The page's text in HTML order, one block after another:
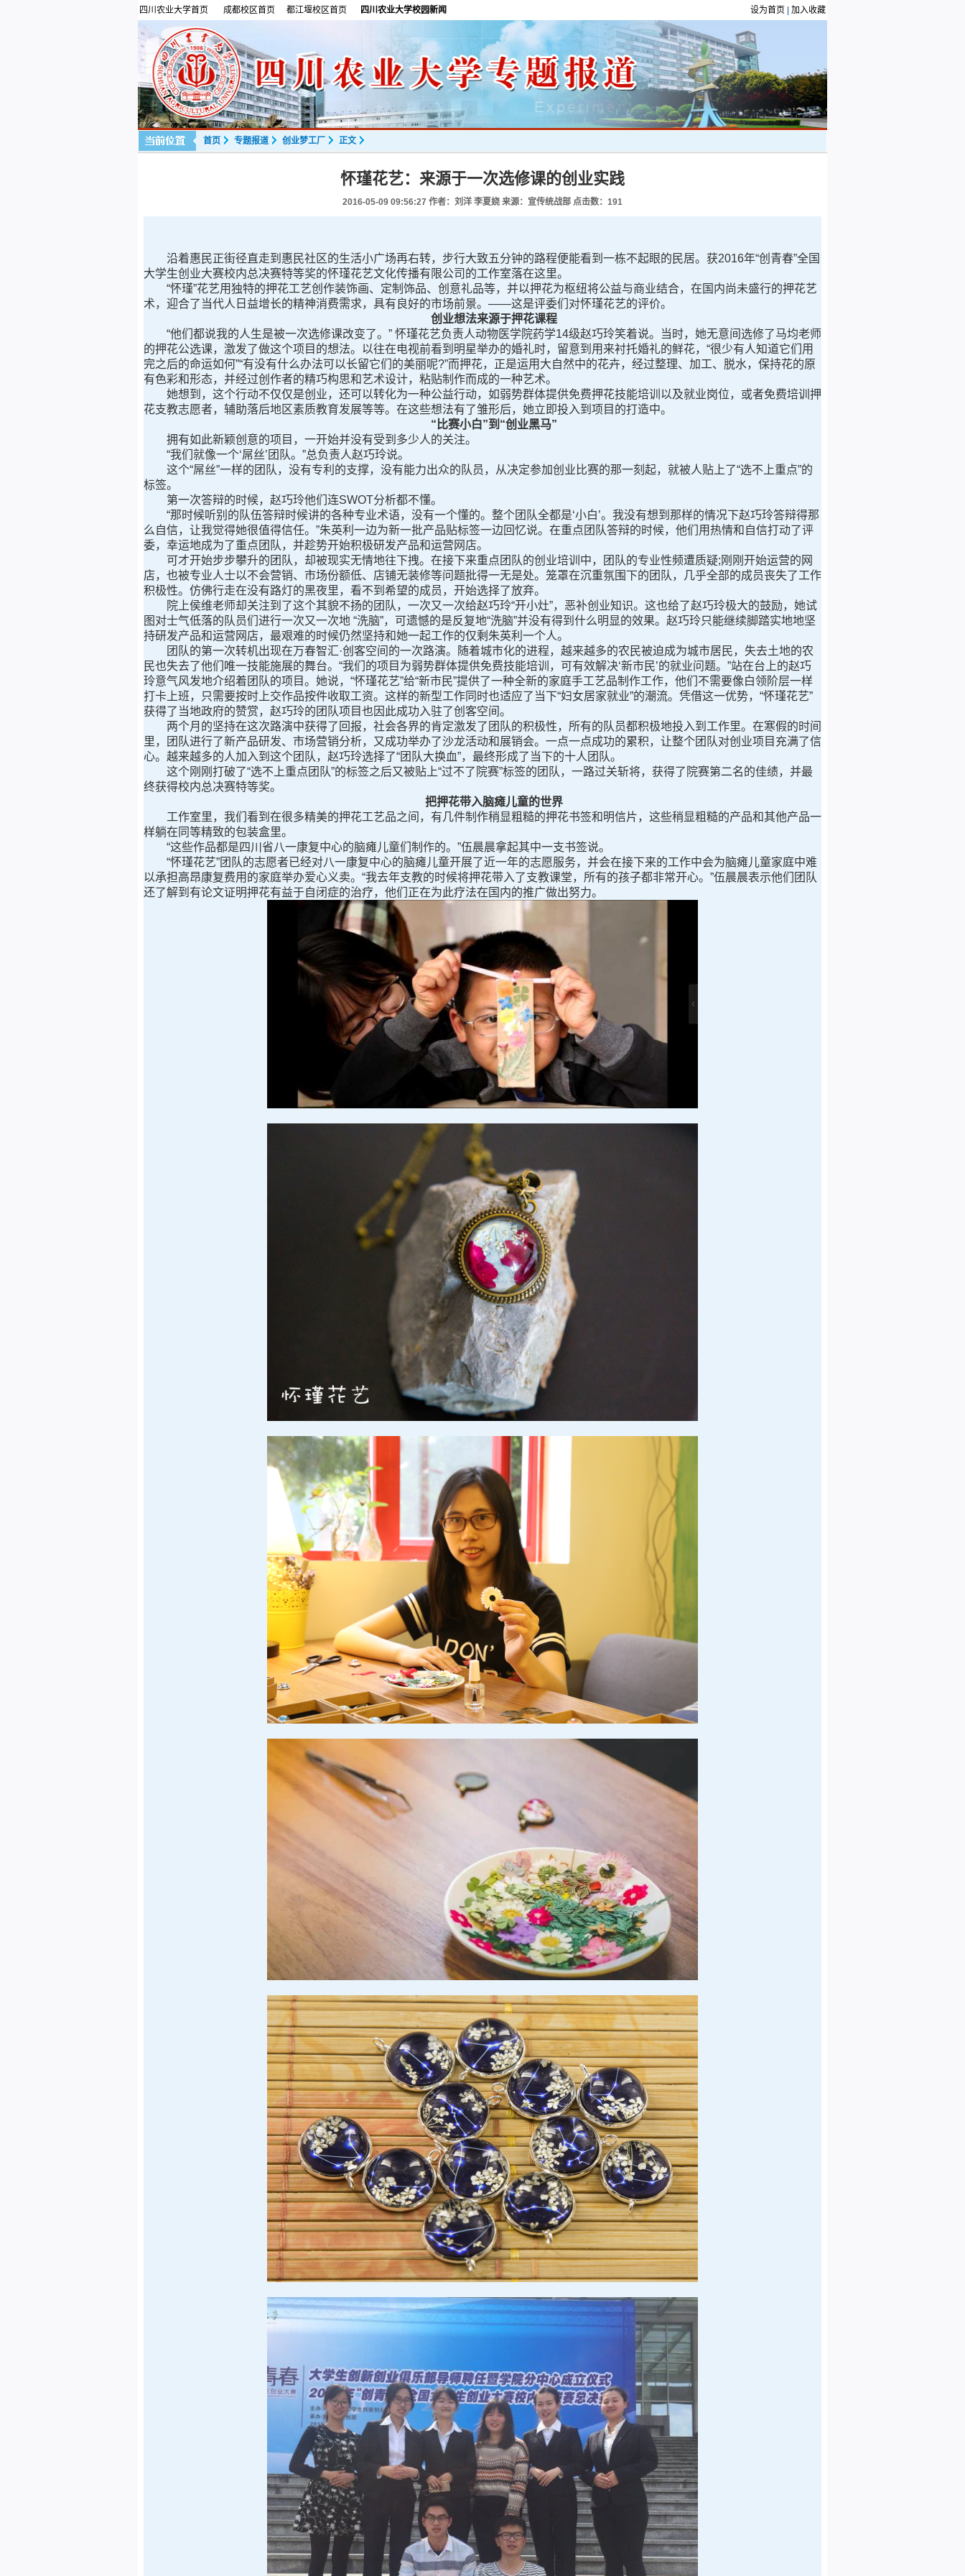
四川农业大学首页 成都校区首页 都江堰校区首页 四川农业大学校园新闻 设为首页 加入收藏
首页 专题报道 创业梦工厂 正文
怀瑾花艺：来源于一次选修课的创业实践
2016-05-09 09:56:27 作者：刘洋 李夏娆 来源：宣传统战部 点击数： 191
沿着惠民正街径直走到惠民社区的生活小广场再右转，步行大致五分钟的路程便能看到一栋不起眼的民居。获2016年“创青春”全国
大学生创业大赛校内总决赛特等奖的怀瑾花艺文化传播有限公司的工作室落在这里。
“怀瑾”花艺用独特的押花工艺创作装饰画、定制饰品、创意礼品等，并以押花为枢纽将公益与商业结合，在国内尚未盛行的押花艺
术，迎合了当代人日益增长的精神消费需求，具有良好的市场前景。——这是评委们对怀瑾花艺的评价。
创业想法来源于押花课程
“他们都说我的人生是被一次选修课改变了。” 怀瑾花艺负责人动物医学院药学14级赵巧玲笑着说。当时，她无意间选修了马均老师
的押花公选课，激发了做这个项目的想法。以往在电视前看到明星举办的婚礼时，留意到用来衬托婚礼的鲜花，“很少有人知道它们用
完之后的命运如何”“有没有什么办法可以长留它们的美丽呢?”而押花，正是运用大自然中的花卉，经过整理、加工、脱水，保持花的原
有色彩和形态，并经过创作者的精巧构思和艺术设计，粘贴制作而成的一种艺术。
她想到，这个行动不仅仅是创业，还可以转化为一种公益行动，如弱势群体提供免费押花技能培训以及就业岗位，或者免费培训押
花支教志愿者，辅助落后地区素质教育发展等等。在这些想法有了雏形后，她立即投入到项目的打造中。
“比赛小白”到“创业黑马”
拥有如此新颖创意的项目，一开始并没有受到多少人的关注。
“我们就像一个‘屌丝’团队。”总负责人赵巧玲说。
这个“屌丝”一样的团队，没有专利的支撑，没有能力出众的队员，从决定参加创业比赛的那一刻起，就被人贴上了“选不上重点”的
标签。
第一次答辩的时候，赵巧玲他们连SWOT分析都不懂。
“那时候听别的队伍答辩时候讲的各种专业术语，没有一个懂的。整个团队全都是‘小白’。我没有想到那样的情况下赵巧玲答辩得那
么自信，让我觉得她很值得信任。”朱英利一边为新一批产品贴标签一边回忆说。在重点团队答辩的时候，他们用热情和自信打动了评
委，幸运地成为了重点团队，并趁势开始积极研发产品和运营网店。
可才开始步步攀升的团队，却被现实无情地往下拽。在接下来重点团队的创业培训中，团队的专业性频遭质疑;刚刚开始运营的网
店，也被专业人士以不会营销、市场份额低、店铺无装修等问题批得一无是处。笼罩在沉重氛围下的团队，几乎全部的成员丧失了工作
积极性。仿佛行走在没有路灯的黑夜里，看不到希望的成员，开始选择了放弃。
院上侯维老师却关注到了这个其貌不扬的团队，一次又一次给赵巧玲“开小灶”，恶补创业知识。这也给了赵巧玲极大的鼓励，她试
图对士气低落的队员们进行一次又一次地 “洗脑”，可遗憾的是反复地“洗脑”并没有得到什么明显的效果。赵巧玲只能继续脚踏实地地坚
持研发产品和运营网店，最艰难的时候仍然坚持和她一起工作的仅剩朱英利一个人。
团队的第一次转机出现在万春智汇·创客空间的一次路演。随着城市化的进程，越来越多的农民被迫成为城市居民，失去土地的农
民也失去了他们唯一技能施展的舞台。“我们的项目为弱势群体提供免费技能培训，可有效解决‘新市民’的就业问题。”站在台上的赵巧
玲意气风发地介绍着团队的项目。她说，“怀瑾花艺”给“新市民”提供了一种全新的家庭手工艺品制作工作，他们不需要像白领阶层一样
打卡上班，只需要按时上交作品按件收取工资。这样的新型工作同时也适应了当下“妇女居家就业”的潮流。凭借这一优势，“怀瑾花艺”
获得了当地政府的赞赏，赵巧玲的团队项目也因此成功入驻了创客空间。
两个月的坚持在这次路演中获得了回报，社会各界的肯定激发了团队的积极性，所有的队员都积极地投入到工作里。在寒假的时间
里，团队进行了新产品研发、市场营销分析，又成功举办了沙龙活动和展销会。一点一点成功的累积，让整个团队对创业项目充满了信
心。越来越多的人加入到这个团队，赵巧玲选择了“团队大换血”，最终形成了当下的十人团队。
这个刚刚打破了“选不上重点团队”的标签之后又被贴上“过不了院赛”标签的团队，一路过关斩将，获得了院赛第二名的佳绩，并最
终获得校内总决赛特等奖。
把押花带入脑瘫儿童的世界
工作室里，我们看到在很多精美的押花工艺品之间，有几件制作稍显粗糙的押花书签和明信片，这些稍显粗糙的产品和其他产品一
样躺在同等精致的包装盒里。
“这些作品都是四川省八一康复中心的脑瘫儿童们制作的。”伍晨晨拿起其中一支书签说。
“怀瑾花艺”团队的志愿者已经对八一康复中心的脑瘫儿童开展了近一年的志愿服务，并会在接下来的工作中会为脑瘫儿童家庭中难
以承担高昂康复费用的家庭举办爱心义卖。“我去年支教的时候将押花带入了支教课堂，所有的孩子都非常开心。”伍晨晨表示他们团队
还了解到有论文证明押花有益于自闭症的治疗，他们正在为此疗法在国内的推广做出努力。